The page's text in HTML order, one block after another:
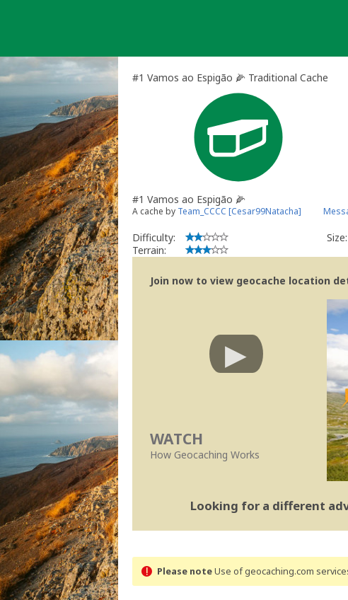
#1 Vamos ao Espigão 🌽 Traditional Cache
#1 Vamos ao Espigão 🌽
A cache by Team_CCCC [Cesar99Natacha]
Difficulty:
Terrain:
Size:
Join now to view geocache location
WATCH
How Geocaching Works
Looking for a different
Please noteUse of geocaching.com